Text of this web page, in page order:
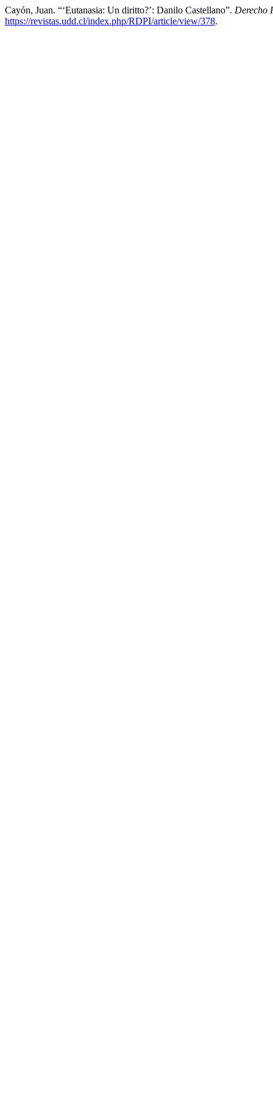
Cayón, Juan. “‘Eutanasia: Un diritto?’: Danilo Castellano”. Derecho
https://revistas.udd.cl/index.php/RDPI/article/view/378.